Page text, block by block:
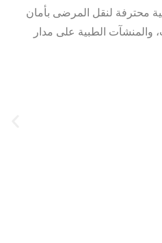
محترفة لنقل المرضى بأمان
والمنشآت الطبية على مدار